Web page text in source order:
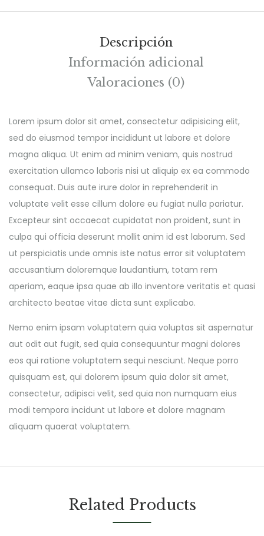
Descripción
Información adicional
Valoraciones (0)
Lorem ipsum dolor sit amet, consectetur adipisicing elit,
sed do eiusmod tempor incididunt ut labore et dolore
magna aliqua. Ut enim ad minim veniam, quis nostrud
exercitation ullamco laboris nisi ut aliquip ex ea commodo
consequat. Duis aute irure dolor in reprehenderit in
voluptate velit esse cillum dolore eu fugiat nulla pariatur.
Excepteur sint occaecat cupidatat non proident, sunt in
culpa qui officia deserunt mollit anim id est laborum. Sed
ut perspiciatis unde omnis iste natus error sit voluptatem
accusantium doloremque laudantium, totam rem
aperiam, eaque ipsa quae ab illo inventore veritatis et quasi
architecto beatae vitae dicta sunt explicabo.
Nemo enim ipsam voluptatem quia voluptas sit aspernatur
aut odit aut fugit, sed quia consequuntur magni dolores
eos qui ratione voluptatem sequi nesciunt. Neque porro
quisquam est, qui dolorem ipsum quia dolor sit amet,
consectetur, adipisci velit, sed quia non numquam eius
modi tempora incidunt ut labore et dolore magnam
aliquam quaerat voluptatem.
Related Products